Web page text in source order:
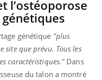
l’ostéoporose
génétique "plus
site que prévu. Tous les
caractéristiques." Dans
du talon a montré